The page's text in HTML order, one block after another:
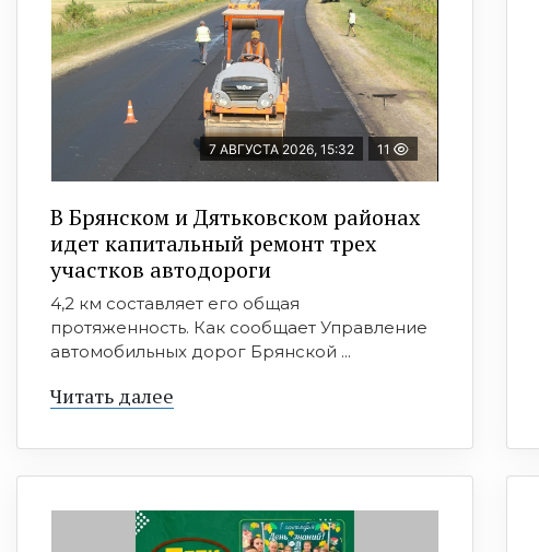
7 АВГУСТА 2026, 15:32 11
В Брянском и Дятьковском районах
идет капитальный ремонт трех
участков автодороги
4,2 км составляет его общая
протяженность. Как сообщает Управление
автомобильных дорог Брянской ...
Читать далее